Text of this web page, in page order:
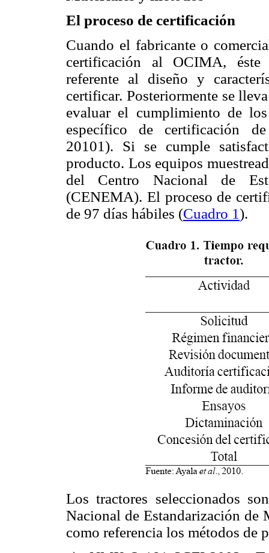
El proceso de certificación
Cuando el fabricante o
certificación al OCIMA, éste
referente al diseño y
certificar. Posteriormente se
evaluar el cumplimiento de
específico de certificación
20101). Si se cumple
producto. Los equipos
del Centro Nacional de
(CENEMA). El proceso de
de 97 días hábiles (Cuadro 1).
Los tractores seleccionados
Nacional de Estandarización
como referencia los métodos de